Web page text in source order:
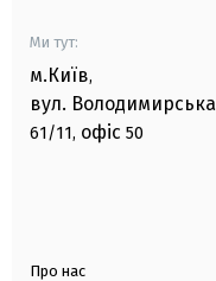
Ми тут:
м.Київ,
вул. Володимирська
61/11, офіс 50
Про нас